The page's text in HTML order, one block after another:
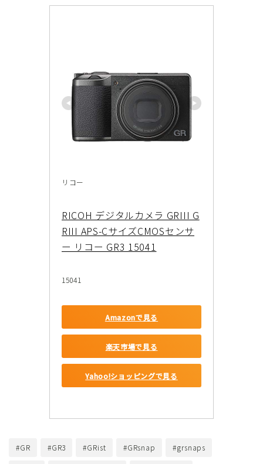
リコー
RICOH デジタルカメラ GRIII G
RIII APS-CサイズCMOSセンサ
ー リコー GR3 15041
15041
Amazonで見る
楽天市場で見る
Yahoo!ショッピングで見る
#GR #GR3 #GRist #GRsnap #grsnaps